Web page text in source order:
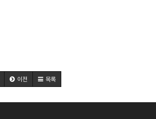
이전 목록